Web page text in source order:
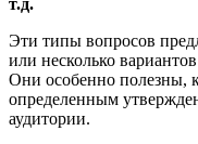
Эти типы вопросов
или несколько
Они особенно полезны,
определенным
аудитории.